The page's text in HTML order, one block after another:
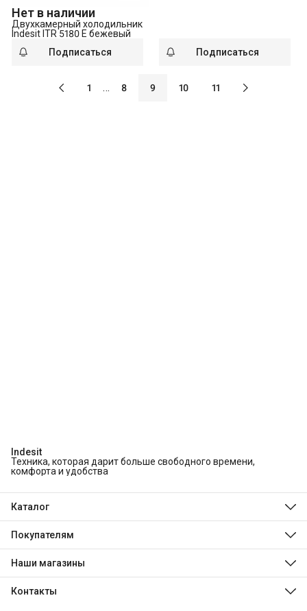
Нет в наличии
Двухкамерный холодильник
Indesit ITR 5180 E бежевый
Подписаться
Подписаться
1 … 8 9 10 11
Indesit
Техника, которая дарит больше свободного времени,
комфорта и удобства
Каталог
Стиральные и сушильные машины
Варочные панели
Покупателям
Технологии Indesit
Обмен, возврат и ремонт
Наши магазины
Hotpoint
Контакты